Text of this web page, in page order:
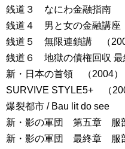
銭道３ なにわ金融指南
銭道４ 男と女の金融講
銭道５ 無限連鎖講 （
銭道６ 地獄の債権回収
新・日本の首領 （2004
SURVIVE STYLE5+ （
爆裂都市 / Bau lit do see
新・影の軍団 第五章 服
新・影の軍団 最終章 服